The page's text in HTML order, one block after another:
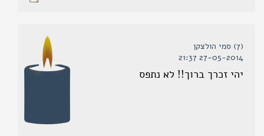
(7) סמי הולצקן
27-05-2014 21:37
יהי זכרך ברוך!! לא נתפס